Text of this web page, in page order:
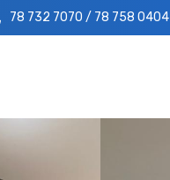
78 732 7070 / 78 758 0404